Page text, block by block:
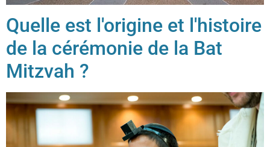
Quelle est l'origine et l'histoire
de la cérémonie de la Bat
Mitzvah ?